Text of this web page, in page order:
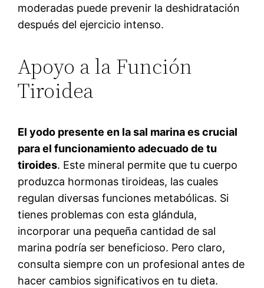
moderadas puede prevenir la deshidratación
después del ejercicio intenso.
Apoyo a la Función
Tiroidea
El yodo presente en la sal marina es crucial
para el funcionamiento adecuado de tu
tiroides. Este mineral permite que tu cuerpo
produzca hormonas tiroideas, las cuales
regulan diversas funciones metabólicas. Si
tienes problemas con esta glándula,
incorporar una pequeña cantidad de sal
marina podría ser beneficioso. Pero claro,
consulta siempre con un profesional antes de
hacer cambios significativos en tu dieta.